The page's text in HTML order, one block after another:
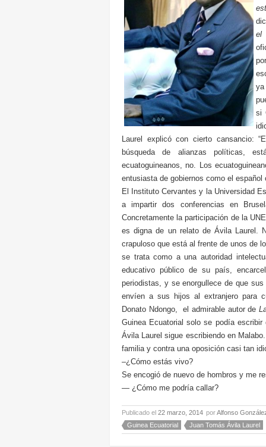
el
ya
si
Laurel explicó con cierto cansancio:
búsqueda de alianzas políticas,
ecuatoguineanos, no. Los
entusiasta de gobiernos como el español
El Instituto Cervantes y la Universidad
a impartir dos conferencias en
Concretamente la participación de la
es digna de un relato de Ávila Laurel.
crapuloso que está al frente de unos de
se trata como a una autoridad
educativo público de su país,
periodistas, y se enorgullece de que
envíen a sus hijos al extranjero para
Donato Ndongo, el admirable autor de
Guinea Ecuatorial solo se podía
Ávila Laurel sigue escribiendo en
familia y contra una oposición casi tan
–¿Cómo estás vivo?
Se encogió de nuevo de hombros y me
— ¿Cómo me podría callar?
Publicado el 22 marzo, 2014 porAlfonso
Guinea Ecuatorial
Juan Tomás Ávila Laurel